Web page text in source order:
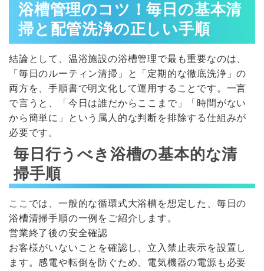
浴槽管理のコツ！毎日の基本清
掃と配管洗浄の正しい手順
結論として、温浴施設の浴槽管理で最も重要なのは、
「毎日のルーティン清掃」と「定期的な徹底洗浄」の
両方を、手順書で明文化して運用することです。一言
で言うと、「今日は誰だからここまで」「時間がない
から簡単に」という属人的な判断を排除する仕組みが
必要です。
毎日行うべき浴槽の基本的な清
掃手順
ここでは、一般的な循環式大浴槽を想定した、毎日の
浴槽清掃手順の一例をご紹介します。
営業終了後の安全確認
お客様がいないことを確認し、立入禁止表示を設置し
ます。感電や転倒を防ぐため、電気機器の電源も必要